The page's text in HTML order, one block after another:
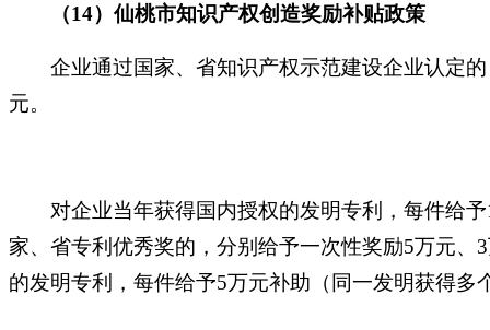
（14）仙桃市知识产权创造奖励补贴政策
企业通过国家、省知识产权示范建设企业认定的
元。
对企业当年获得国内授权的发明专利，每件给予
家、省专利优秀奖的，分别给予一次性奖励5万元
的发明专利，每件给予5万元补助（同一发明获得